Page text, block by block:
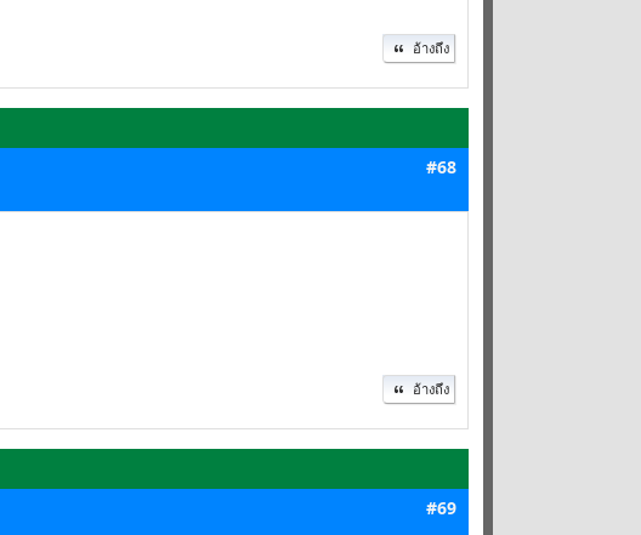
อ้างถึง
#68
อ้างถึง
#69